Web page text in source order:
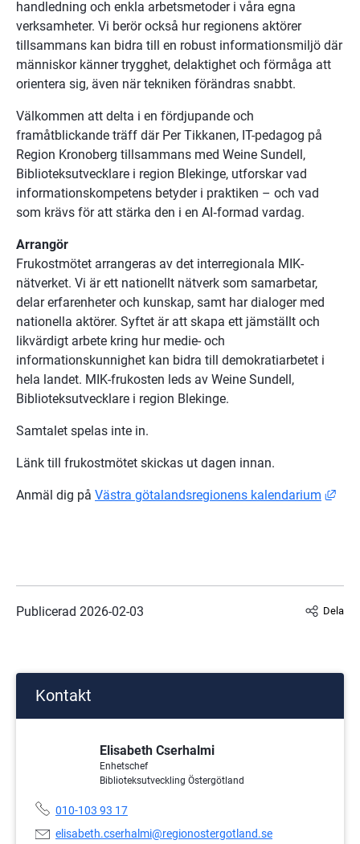
handledning och enkla arbetsmetoder i våra egna
verksamheter. Vi berör också hur regionens aktörer
tillsammans kan bidra till en robust informationsmiljö där
människor känner trygghet, delaktighet och förmåga att
orientera sig, även när tekniken förändras snabbt.
Välkommen att delta i en fördjupande och
framåtblickande träff där Per Tikkanen, IT-pedagog på
Region Kronoberg tillsammans med Weine Sundell,
Biblioteksutvecklare i region Blekinge, utforskar vad
informationskompetens betyder i praktiken – och vad
som krävs för att stärka den i en AI‑formad vardag.
Arrangör
Frukostmötet arrangeras av det interregionala MIK-
nätverket. Vi är ett nationellt nätverk som samarbetar,
delar erfarenheter och kunskap, samt har dialoger med
nationella aktörer. Syftet är att skapa ett jämställt och
likvärdigt arbete kring hur medie- och
informationskunnighet kan bidra till demokratiarbetet i
hela landet. MIK-frukosten leds av Weine Sundell,
Biblioteksutvecklare i region Blekinge.
Samtalet spelas inte in.
Länk till frukostmötet skickas ut dagen innan.
Anmäl dig på Västra götalandsregionens kalendarium
Publicerad 2026-02-03 Dela
Kontakt
Elisabeth Cserhalmi
Enhetschef
Biblioteksutveckling Östergötland
Telefonnummer:
010-103 93 17
E-
elisabeth.cserhalmi@regionostergotland.se